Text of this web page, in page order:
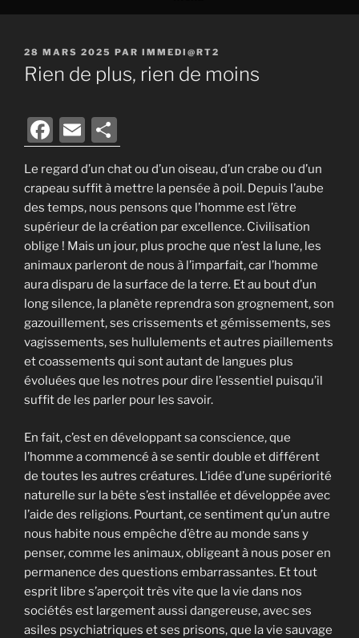
PUBLIÉ
LE
28 MARS 2025 PAR IMMEDI@RT2
Rien de plus, rien de moins
F
a
c
e
b
o
o
k
E
m
ai
l
ar
ta
g
er
Le regard d’un chat ou d’un oiseau, d’un crabe ou d’un
crapeau suffit à mettre la pensée à poil. Depuis l’aube
des temps, nous pensons que l’homme est l’être
supérieur de la création par excellence. Civilisation
oblige ! Mais un jour, plus proche que n’est la lune, les
animaux parleront de nous à l’imparfait, car l’homme
aura disparu de la surface de la terre. Et au bout d’un
long silence, la planète reprendra son grognement, son
gazouillement, ses crissements et gémissements, ses
vagissements, ses hullulements et autres piaillements
et coassements qui sont autant de langues plus
évoluées que les notres pour dire l’essentiel puisqu’il
suffit de les parler pour les savoir.
En fait, c’est en développant sa conscience, que
l’homme a commencé à se sentir double et différent
de toutes les autres créatures. L’idée d’une supériorité
naturelle sur la bête s’est installée et développée avec
l’aide des religions. Pourtant, ce sentiment qu’un autre
nous habite nous empêche d’être au monde sans y
penser, comme les animaux, obligeant à nous poser en
permanence des questions embarrassantes. Et tout
esprit libre s’aperçoit très vite que la vie dans nos
sociétés est largement aussi dangereuse, avec ses
asiles psychiatriques et ses prisons, que la vie sauvage